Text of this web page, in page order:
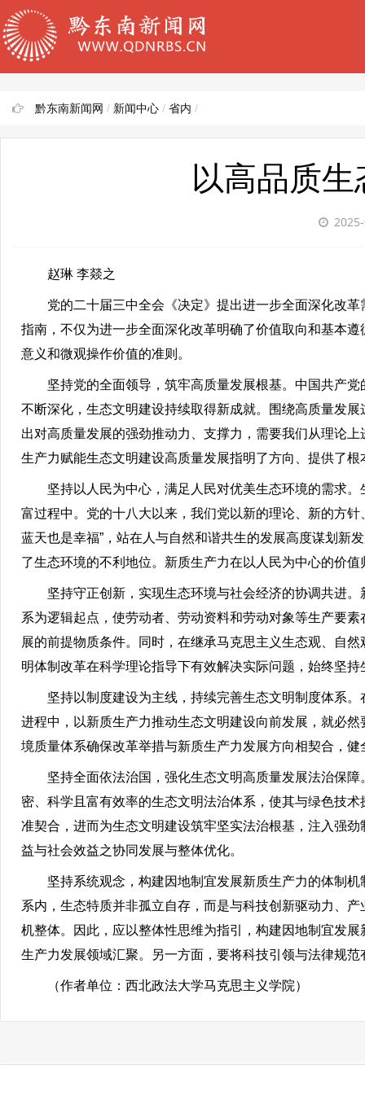
黔东南新闻网 / 新闻中心 / 省内 /
以高品质
赵琳 李燚之
党的二十届三中全会《决定》提出进一步全面深化改
指南，不仅为进一步全面深化改革明确了价值取向和基本
意义和微观操作价值的准则。
坚持党的全面领导，筑牢高质量发展根基。中国共产
不断深化，生态文明建设持续取得新成就。围绕高质量发
出对高质量发展的强劲推动力、支撑力，需要我们从理论
生产力赋能生态文明建设高质量发展指明了方向、提供了根
坚持以人民为中心，满足人民对优美生态环境的需求
富过程中。党的十八大以来，我们党以新的理论、新的方
蓝天也是幸福”，站在人与自然和谐共生的发展高度谋划新
了生态环境的不利地位。新质生产力在以人民为中心的价
坚持守正创新，实现生态环境与社会经济的协调共进
系为逻辑起点，使劳动者、劳动资料和劳动对象等生产要
展的前提物质条件。同时，在继承马克思主义生态观、自
明体制改革在科学理论指导下有效解决实际问题，始终坚
坚持以制度建设为主线，持续完善生态文明制度体系
进程中，以新质生产力推动生态文明建设向前发展，就必
境质量体系确保改革举措与新质生产力发展方向相契合，
坚持全面依法治国，强化生态文明高质量发展法治保
密、科学且富有效率的生态文明法治体系，使其与绿色技
准契合，进而为生态文明建设筑牢坚实法治根基，注入强
益与社会效益之协同发展与整体优化。
坚持系统观念，构建因地制宜发展新质生产力的体制
系内，生态特质并非孤立自存，而是与科技创新驱动力、
机整体。因此，应以整体性思维为指引，构建因地制宜发
生产力发展领域汇聚。另一方面，要将科技引领与法律规
（作者单位：西北政法大学马克思主义学院）